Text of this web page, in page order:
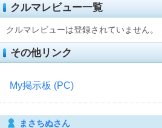
クルマレビュー一覧
クルマレビューは登録されていません。
その他リンク
My掲示板 (PC)
まさちぬさん